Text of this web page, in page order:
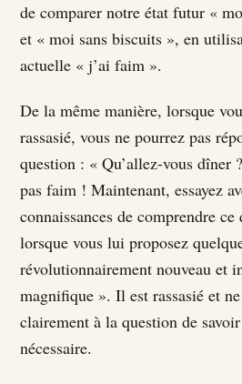
de comparer notre état futur «
et « moi sans biscuits », en
actuelle « j’ai faim ».
De la même manière, lorsque
rassasié, vous ne pourrez pas
question : « Qu’allez-vous dîner
pas faim ! Maintenant, essayez
connaissances de comprendre
lorsque vous lui proposez
révolutionnairement nouveau et
magnifique ». Il est rassasié et
clairement à la question de
nécessaire.